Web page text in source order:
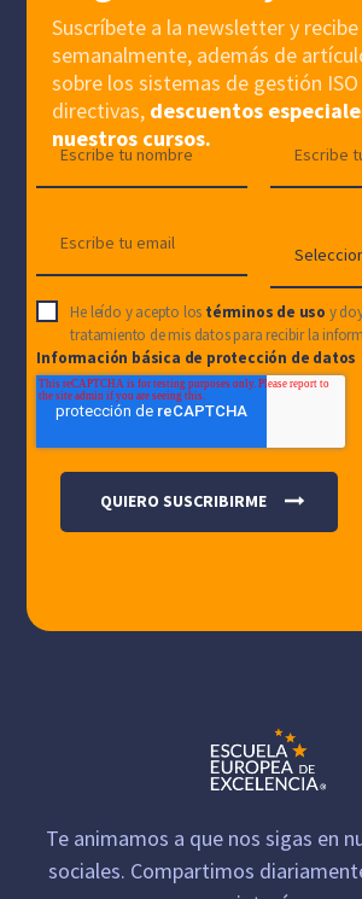
Suscríbete a la newsletter y recibe
semanalmente, además de
sobre los sistemas de gestión
directivas, descuentos
nuestros cursos.
He leído y acepto los términos de uso y
tratamiento de mis datos para recibir la
Información básica de protección de datos
Te animamos a que nos sigas en
sociales. Compartimos